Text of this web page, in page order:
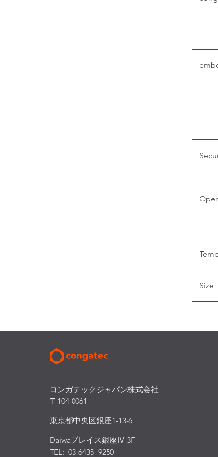
Size
コンガテックジャパン株式会社
〒104-0061
東京都中央区銀座1-13-6
Daiwaプレイス銀座Ⅳ 3F
TEL: 03-6435 -9250